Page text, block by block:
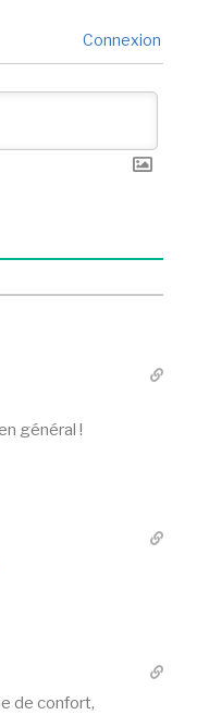
Connexion
général !
de confort,